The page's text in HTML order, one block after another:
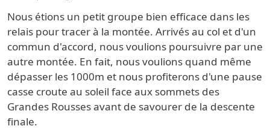
Nous étions un petit groupe bien efficace dans les
relais pour tracer à la montée. Arrivés au col et d'un
commun d'accord, nous voulions poursuivre par une
autre montée. En fait, nous voulions quand même
dépasser les 1000m et nous profiterons d'une pause
casse croute au soleil face aux sommets des
Grandes Rousses avant de savourer de la descente
finale.